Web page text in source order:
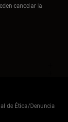
cancelar la
de Ética/Denuncia